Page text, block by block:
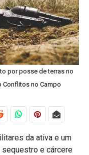
por posse de terras no
Conflitos no Campo
da ativa e um
e cárcere